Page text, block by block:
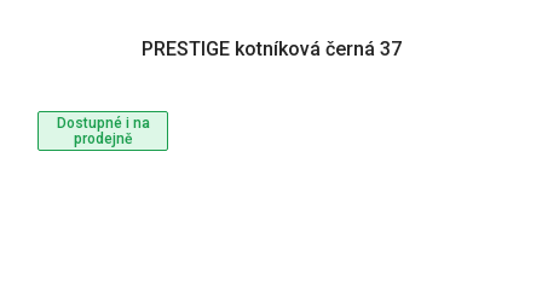
Dostupné i na
prodejně
PRESTIGE kotníková černá 37